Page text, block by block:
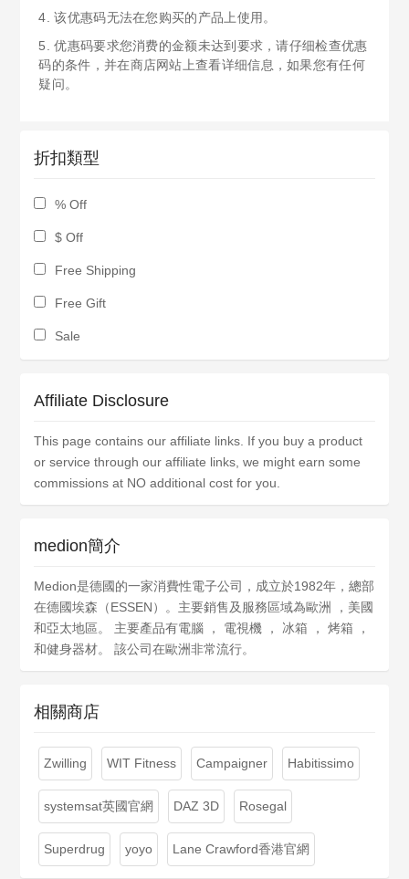
4. 该优惠码无法在您购买的产品上使用。
5. 优惠码要求您消费的金额未达到要求，请仔细检查优惠
码的条件，并在商店网站上查看详细信息，如果您有任何
疑问。
折扣類型
% Off
$ Off
Free Shipping
Free Gift
Sale
Affiliate Disclosure
This page contains our affiliate links. If you buy a product
or service through our affiliate links, we might earn some
commissions at NO additional cost for you.
medion簡介
Medion是德國的一家消費性電子公司，成立於1982年，總部
在德國埃森（ESSEN）。主要銷售及服務區域為歐洲 ，美國
和亞太地區。 主要產品有電腦 ， 電視機 ， 冰箱 ， 烤箱 ，
和健身器材。 該公司在歐洲非常流行。
相關商店
Zwilling WIT Fitness Campaigner Habitissimo
systemsat英國官網 DAZ 3D Rosegal
Superdrug yoyo Lane Crawford香港官網